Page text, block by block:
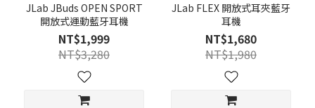
JLab JBuds OPEN SPORT
開放式運動藍牙耳機
NT$1,999
NT$3,280
JLab FLEX 開放式耳夾藍牙
耳機
NT$1,680
NT$1,980